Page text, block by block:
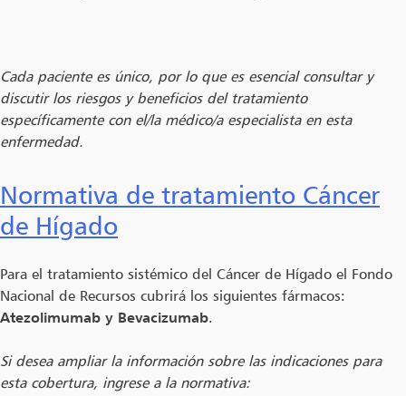
Cada paciente es único, por lo que es esencial consultar y
discutir los riesgos y beneficios del tratamiento
específicamente con el/la médico/a especialista en esta
enfermedad.
Normativa de tratamiento Cáncer
de Hígado
Para el tratamiento sistémico del Cáncer de Hígado el Fondo
Nacional de Recursos cubrirá los siguientes fármacos:
Atezolimumab y Bevacizumab.
Si desea ampliar la información sobre las indicaciones para
esta cobertura, ingrese a la normativa: